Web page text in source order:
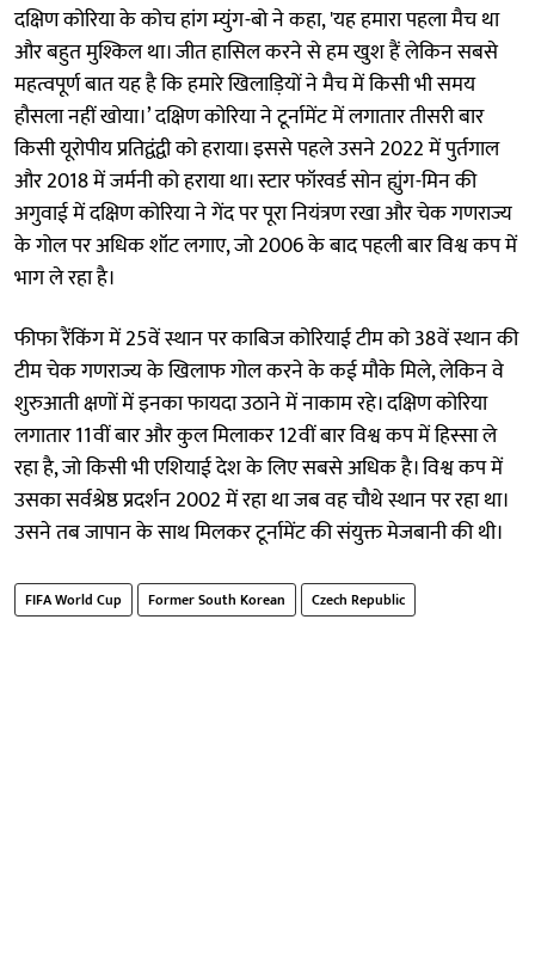
दक्षिण कोरिया के कोच हांग म्युंग-बो ने कहा, 'यह हमारा पहला मैच था
और बहुत मुश्किल था। जीत हासिल करने से हम खुश हैं लेकिन सबसे
महत्वपूर्ण बात यह है कि हमारे खिलाड़ियों ने मैच में किसी भी समय
हौसला नहीं खोया।’ ​दक्षिण कोरिया ने टूर्नामेंट में लगातार तीसरी बार
किसी यूरोपीय प्रतिद्वंद्वी को हराया। इससे पहले उसने 2022 में पुर्तगाल
और 2018 में जर्मनी को हराया था। स्टार फॉरवर्ड सोन ह्युंग-मिन की
अगुवाई में दक्षिण कोरिया ने गेंद पर पूरा नियंत्रण रखा और चेक गणराज्य
के गोल पर अधिक शॉट लगाए, जो 2006 के बाद पहली बार विश्व कप में
भाग ले रहा है।
फीफा रैंकिंग में 25वें स्थान पर काबिज कोरियाई टीम को 38वें स्थान की
टीम चेक गणराज्य के खिलाफ गोल करने के कई मौके मिले, लेकिन वे
शुरुआती क्षणों में इनका फायदा उठाने में नाकाम रहे। दक्षिण कोरिया
लगातार 11वीं बार और कुल मिलाकर 12वीं बार विश्व कप में हिस्सा ले
रहा है, जो किसी भी एशियाई देश के लिए सबसे अधिक है। विश्व कप में
उसका सर्वश्रेष्ठ प्रदर्शन 2002 में रहा था जब वह चौथे स्थान पर रहा था।
उसने तब जापान के साथ मिलकर टूर्नामेंट की संयुक्त मेजबानी की थी।
FIFA World Cup Former South Korean Czech Republic